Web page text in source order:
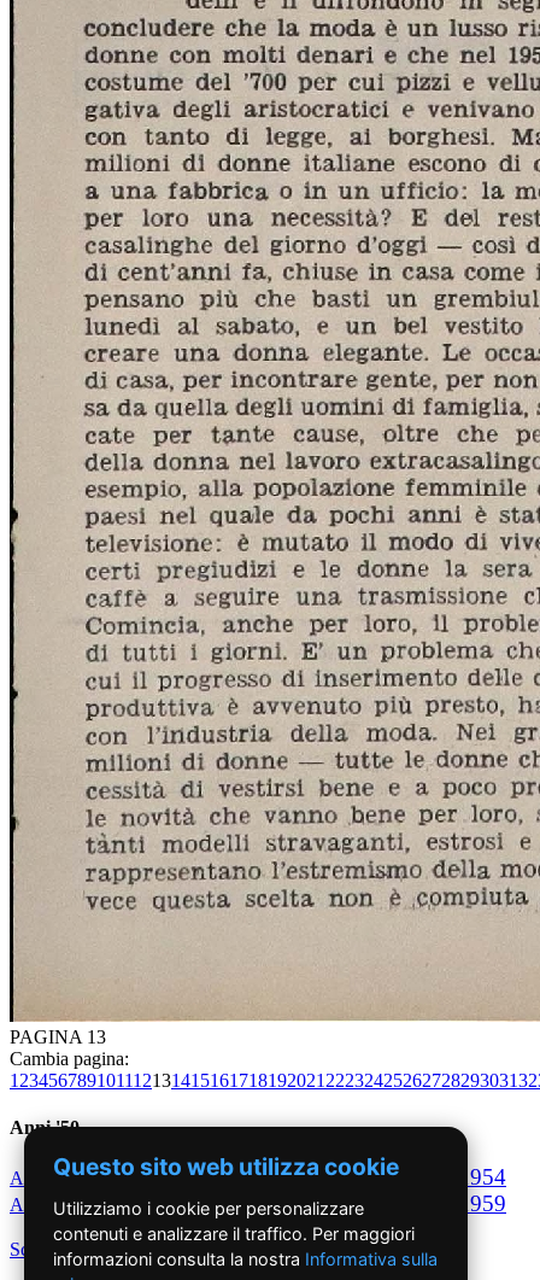
PAGINA 13
Cambia pagina:
1 23456789101112131415161718192021 2223242526272829303132
Anni '50
Anno1950Anno1951 Anno1952 Anno1953 1954
Anno 1955Anno1956 Anno1957Anno1958 1959
Scegli per decennio
Questo sito web utilizza cookie
Utilizziamo i cookie per personalizzare
contenuti e analizzare il traffico. Per maggiori
informazioni consulta la nostra Informativa sulla